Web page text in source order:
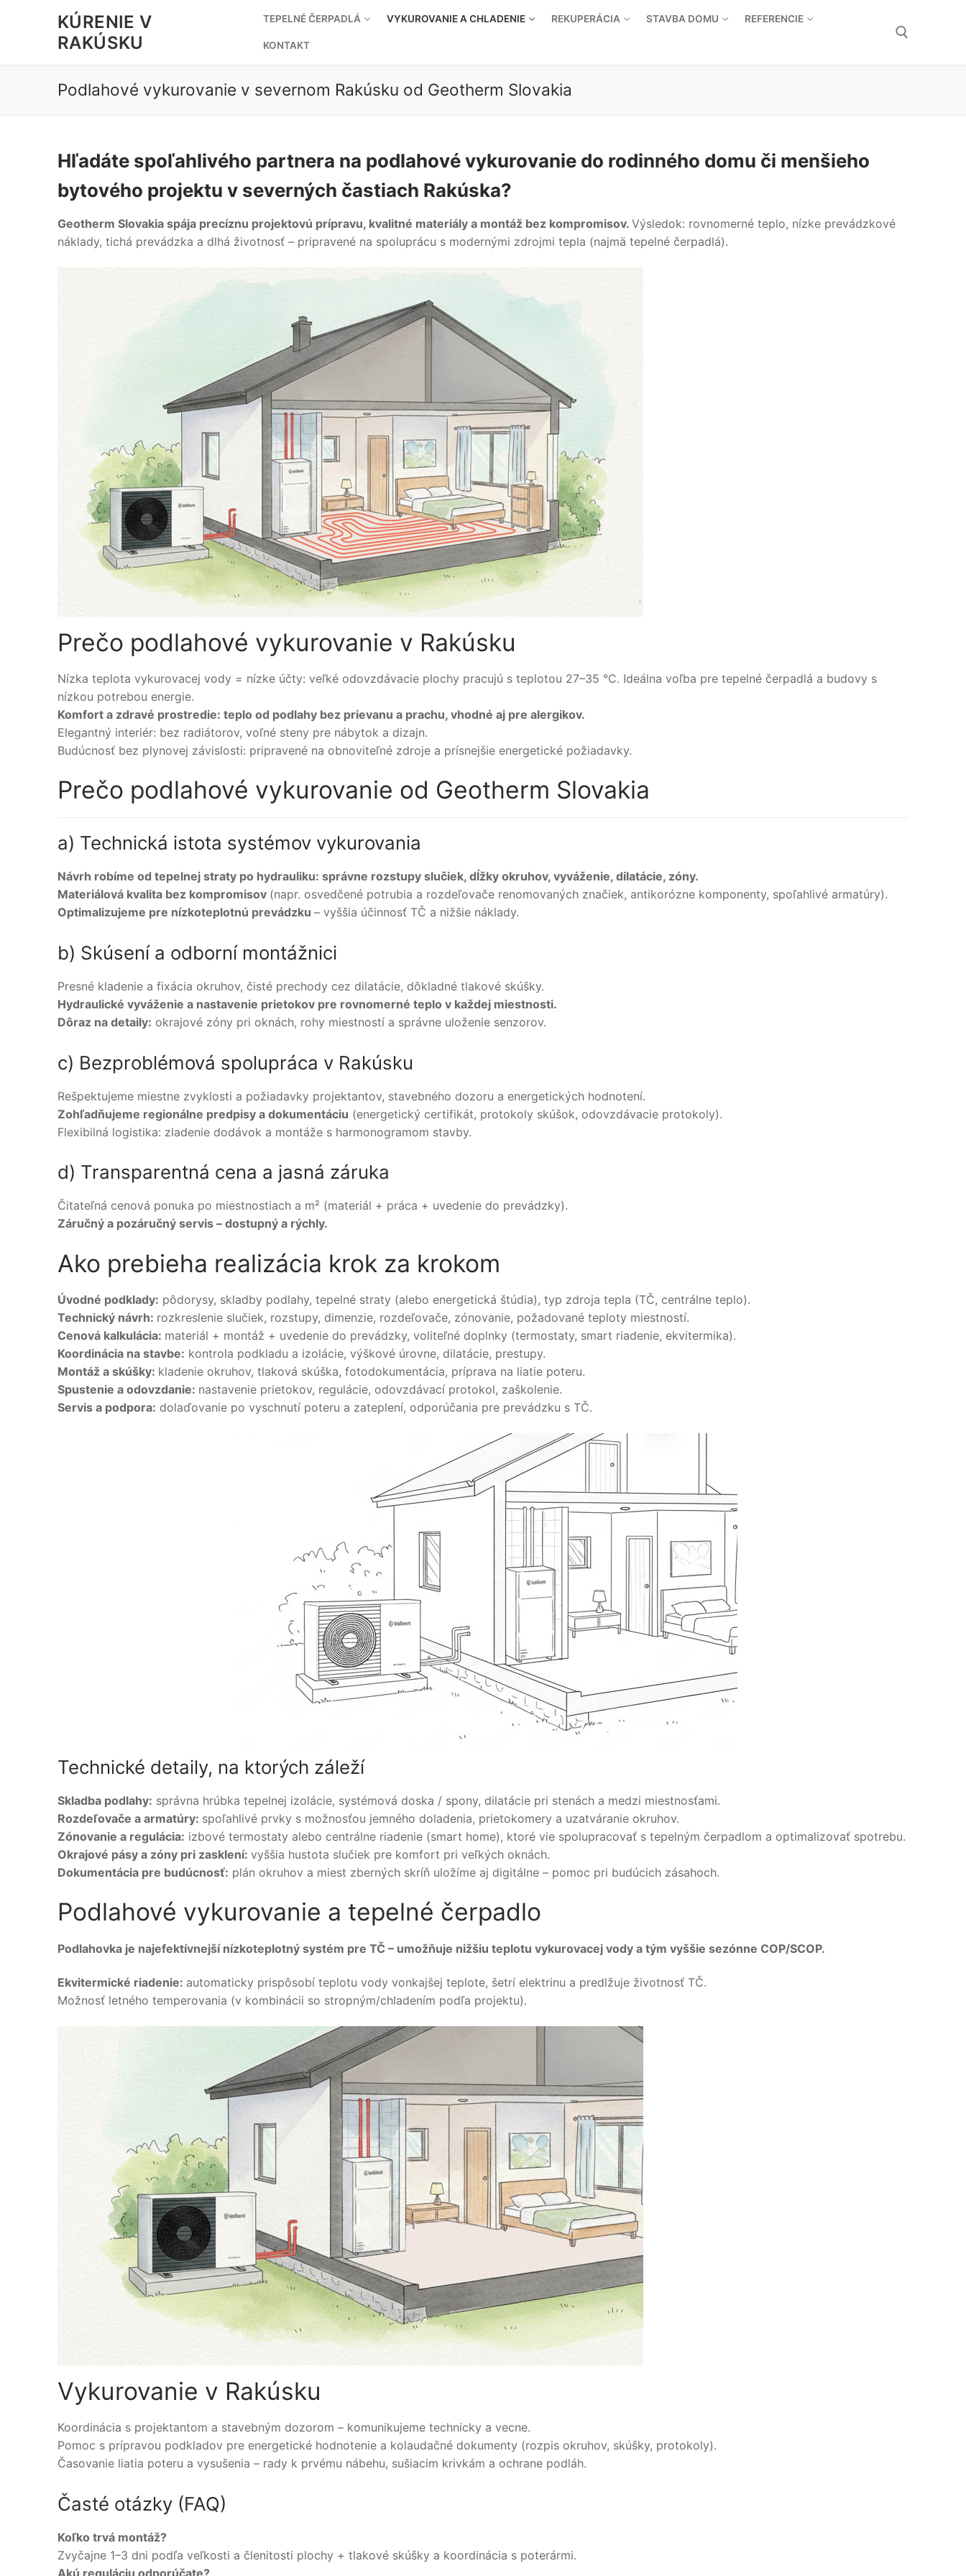
KÚRENIE V
RAKÚSKU
TEPELNÉ ČERPADLÁ VYKUROVANIE A CHLADENIE REKUPERÁCIA STAVBA DOMU REFERENCIE
KONTAKT
Podlahové vykurovanie v severnom Rakúsku od Geotherm Slovakia
Hľadáte spoľahlivého partnera na podlahové vykurovanie do rodinného domu či menšieho
bytového projektu v severných častiach Rakúska?
Geotherm Slovakia spája precíznu projektovú prípravu, kvalitné materiály a montáž bez kompromisov. Výsledok: rovnomerné teplo, nízke prevádzkové
náklady, tichá prevádzka a dlhá životnosť – pripravené na spoluprácu s modernými zdrojmi tepla (najmä tepelné čerpadlá).
Prečo podlahové vykurovanie v Rakúsku
Nízka teplota vykurovacej vody = nízke účty: veľké odovzdávacie plochy pracujú s teplotou 27–35 °C. Ideálna voľba pre tepelné čerpadlá a budovy s
nízkou potrebou energie.
Komfort a zdravé prostredie: teplo od podlahy bez prievanu a prachu, vhodné aj pre alergikov.
Elegantný interiér: bez radiátorov, voľné steny pre nábytok a dizajn.
Budúcnosť bez plynovej závislosti: pripravené na obnoviteľné zdroje a prísnejšie energetické požiadavky.
Prečo podlahové vykurovanie od Geotherm Slovakia
a) Technická istota systémov vykurovania
Návrh robíme od tepelnej straty po hydrauliku: správne rozstupy slučiek, dĺžky okruhov, vyváženie, dilatácie, zóny.
Materiálová kvalita bez kompromisov (napr. osvedčené potrubia a rozdeľovače renomovaných značiek, antikorózne komponenty, spoľahlivé armatúry).
Optimalizujeme pre nízkoteplotnú prevádzku – vyššia účinnosť TČ a nižšie náklady.
b) Skúsení a odborní montážnici
Presné kladenie a fixácia okruhov, čisté prechody cez dilatácie, dôkladné tlakové skúšky.
Hydraulické vyváženie a nastavenie prietokov pre rovnomerné teplo v každej miestnosti.
Dôraz na detaily: okrajové zóny pri oknách, rohy miestností a správne uloženie senzorov.
c) Bezproblémová spolupráca v Rakúsku
Rešpektujeme miestne zvyklosti a požiadavky projektantov, stavebného dozoru a energetických hodnotení.
Zohľadňujeme regionálne predpisy a dokumentáciu (energetický certifikát, protokoly skúšok, odovzdávacie protokoly).
Flexibilná logistika: zladenie dodávok a montáže s harmonogramom stavby.
d) Transparentná cena a jasná záruka
Čitateľná cenová ponuka po miestnostiach a m² (materiál + práca + uvedenie do prevádzky).
Záručný a pozáručný servis – dostupný a rýchly.
Ako prebieha realizácia krok za krokom
Úvodné podklady: pôdorysy, skladby podlahy, tepelné straty (alebo energetická štúdia), typ zdroja tepla (TČ, centrálne teplo).
Technický návrh: rozkreslenie slučiek, rozstupy, dimenzie, rozdeľovače, zónovanie, požadované teploty miestností.
Cenová kalkulácia: materiál + montáž + uvedenie do prevádzky, voliteľné doplnky (termostaty, smart riadenie, ekvitermika).
Koordinácia na stavbe: kontrola podkladu a izolácie, výškové úrovne, dilatácie, prestupy.
Montáž a skúšky: kladenie okruhov, tlaková skúška, fotodokumentácia, príprava na liatie poteru.
Spustenie a odovzdanie: nastavenie prietokov, regulácie, odovzdávací protokol, zaškolenie.
Servis a podpora: dolaďovanie po vyschnutí poteru a zateplení, odporúčania pre prevádzku s TČ.
Technické detaily, na ktorých záleží
Skladba podlahy: správna hrúbka tepelnej izolácie, systémová doska / spony, dilatácie pri stenách a medzi miestnosťami.
Rozdeľovače a armatúry: spoľahlivé prvky s možnosťou jemného doladenia, prietokomery a uzatváranie okruhov.
Zónovanie a regulácia: izbové termostaty alebo centrálne riadenie (smart home), ktoré vie spolupracovať s tepelným čerpadlom a optimalizovať spotrebu.
Okrajové pásy a zóny pri zasklení: vyššia hustota slučiek pre komfort pri veľkých oknách.
Dokumentácia pre budúcnosť: plán okruhov a miest zberných skríň uložíme aj digitálne – pomoc pri budúcich zásahoch.
Podlahové vykurovanie a tepelné čerpadlo
Podlahovka je najefektívnejší nízkoteplotný systém pre TČ – umožňuje nižšiu teplotu vykurovacej vody a tým vyššie sezónne COP/SCOP.
Ekvitermické riadenie: automaticky prispôsobí teplotu vody vonkajšej teplote, šetrí elektrinu a predlžuje životnosť TČ.
Možnosť letného temperovania (v kombinácii so stropným/chladením podľa projektu).
Vykurovanie v Rakúsku
Koordinácia s projektantom a stavebným dozorom – komunikujeme technicky a vecne.
Pomoc s prípravou podkladov pre energetické hodnotenie a kolaudačné dokumenty (rozpis okruhov, skúšky, protokoly).
Časovanie liatia poteru a vysušenia – rady k prvému nábehu, sušiacim krivkám a ochrane podláh.
Časté otázky (FAQ)
Koľko trvá montáž?
Zvyčajne 1–3 dni podľa veľkosti a členitosti plochy + tlakové skúšky a koordinácia s poterármi.
Akú reguláciu odporúčate?